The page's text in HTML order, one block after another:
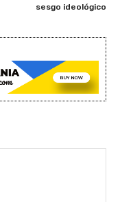
sesgo ideológico